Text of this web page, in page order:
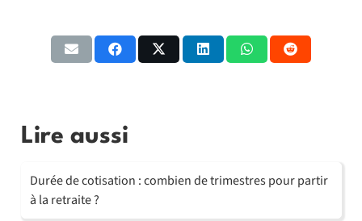
Lire aussi
Durée de cotisation : combien de trimestres pour partir
à la retraite ?